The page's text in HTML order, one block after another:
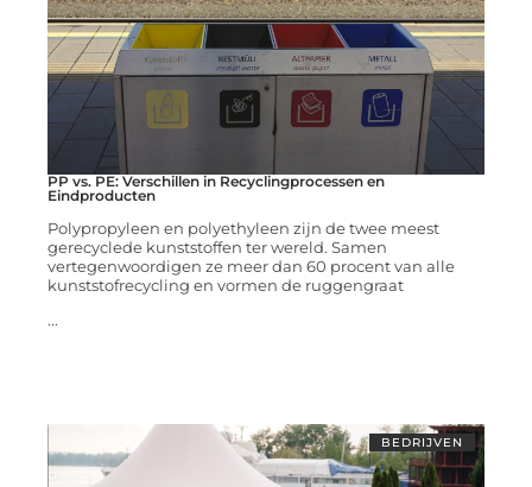
PP vs. PE: Verschillen in Recyclingprocessen en
Eindproducten
Polypropyleen en polyethyleen zijn de twee meest
gerecyclede kunststoffen ter wereld. Samen
vertegenwoordigen ze meer dan 60 procent van alle
kunststofrecycling en vormen de ruggengraat
...
BEDRIJVEN